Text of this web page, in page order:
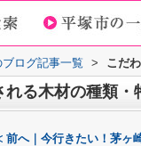
ログ記事一覧 > こだ
る木材の種類・
へ｜今行きたい！茅ヶ